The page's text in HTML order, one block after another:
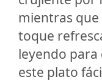
mientras que
toque
leyendo
este plato